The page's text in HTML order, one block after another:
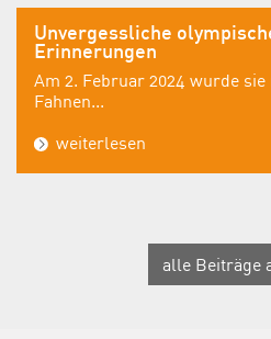
Unvergessliche
Erinnerungen
Am 2. Februar 2024 wurde
Fahnen...
weiterlesen
alle Beiträge